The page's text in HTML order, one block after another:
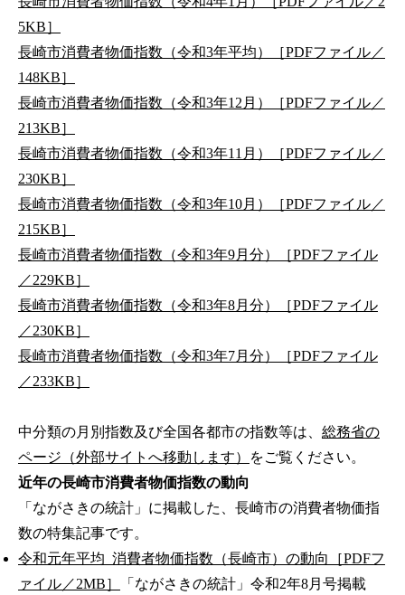
5KB］
長崎市消費者物価指数（令和3年平均）［PDFファイル／
148KB］
長崎市消費者物価指数（令和3年12月）［PDFファイル／
213KB］
長崎市消費者物価指数（令和3年11月）［PDFファイル／
230KB］
長崎市消費者物価指数（令和3年10月）［PDFファイル／
215KB］
長崎市消費者物価指数（令和3年9月分）［PDFファイル
／229KB］
長崎市消費者物価指数（令和3年8月分）［PDFファイル
／230KB］
長崎市消費者物価指数（令和3年7月分）［PDFファイル
／233KB］
中分類の月別指数及び全国各都市の指数等は、 総務省の
ページ（外部サイトへ移動します）
をご覧ください。
近年の長崎市消費者物価指数の動向
「ながさきの統計」に掲載した、長崎市の消費者物価指
数の特集記事です。
令和元年平均_消費者物価指数（長崎市）の動向［PDFフ
ァイル／2MB］
「ながさきの統計」令和2年8月号掲載